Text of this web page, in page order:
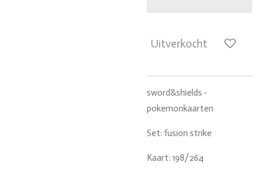
Uitverkocht
sword&shields -
pokemonkaarten
Set: fusion strike
Kaart: 198/264